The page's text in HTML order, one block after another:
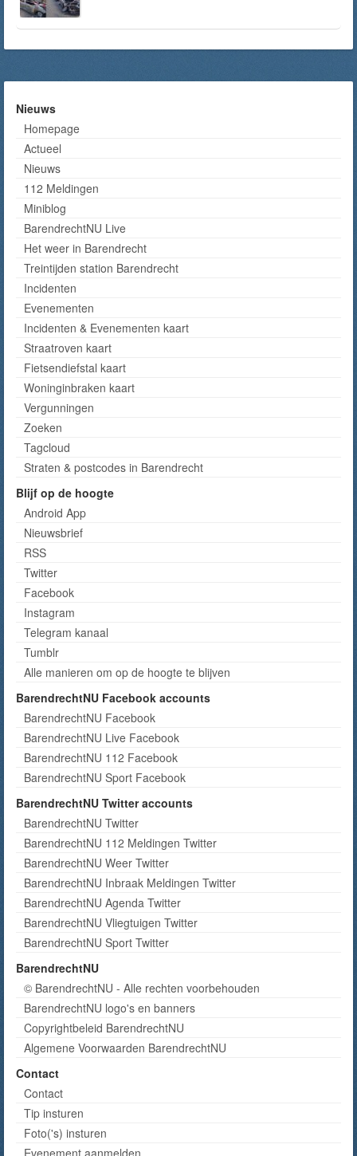
Nieuws
Homepage
Actueel
Nieuws
112 Meldingen
Miniblog
BarendrechtNU Live
Het weer in Barendrecht
Treintijden station Barendrecht
Incidenten
Evenementen
Incidenten & Evenementen kaart
Straatroven kaart
Fietsendiefstal kaart
Woninginbraken kaart
Vergunningen
Zoeken
Tagcloud
Straten & postcodes in Barendrecht
Blijf op de hoogte
Android App
Nieuwsbrief
RSS
Twitter
Facebook
Instagram
Telegram kanaal
Tumblr
Alle manieren om op de hoogte te blijven
BarendrechtNU Facebook accounts
BarendrechtNU Facebook
BarendrechtNU Live Facebook
BarendrechtNU 112 Facebook
BarendrechtNU Sport Facebook
BarendrechtNU Twitter accounts
BarendrechtNU Twitter
BarendrechtNU 112 Meldingen Twitter
BarendrechtNU Weer Twitter
BarendrechtNU Inbraak Meldingen Twitter
BarendrechtNU Agenda Twitter
BarendrechtNU Vliegtuigen Twitter
BarendrechtNU Sport Twitter
BarendrechtNU
© BarendrechtNU - Alle rechten voorbehouden
BarendrechtNU logo's en banners
Copyrightbeleid BarendrechtNU
Algemene Voorwaarden BarendrechtNU
Contact
Contact
Tip insturen
Foto('s) insturen
Evenement aanmelden